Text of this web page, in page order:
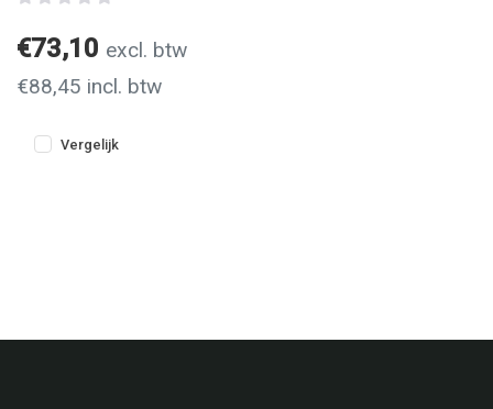
€73,10 excl. btw
€88,45 incl. btw
Vergelijk